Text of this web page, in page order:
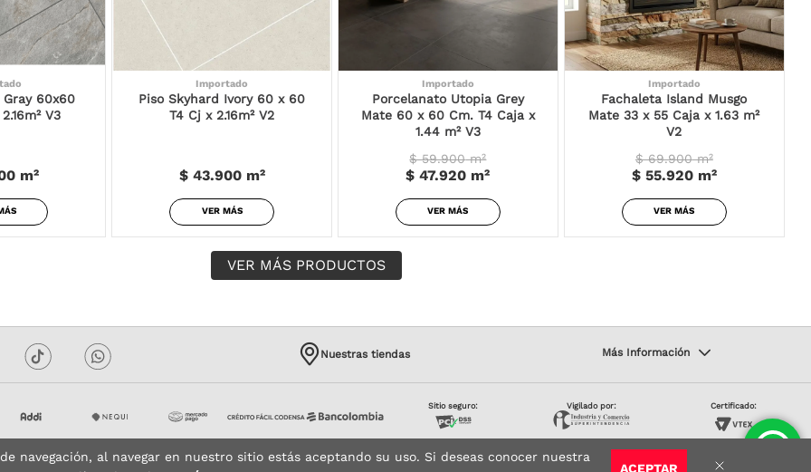
Gray 60x60
V3
m²
Importado
Piso Skyhard Ivory 60 x 60
T4 Cj x 2.16m² V2
$ 43.900m²
VER MÁS
Importado
Porcelanato Utopia Grey
Mate 60 x 60 Cm. T4 Caja x
1.44 m² V3
$ 59.900m²
$ 47.920 m²
VER MÁS
Importado
Fachaleta Island Musgo
Mate 33 x 55 Caja x 1.63 m²
V2
$ 69.900m²
$ 55.920m²
VER MÁS
Nuestras tiendas
Sitio seguro: Vigilado por: Certificado:
ACEPTAR
navegación, al navegar en nuestro sitio estás aceptando su uso. Si deseas conocer nuestra